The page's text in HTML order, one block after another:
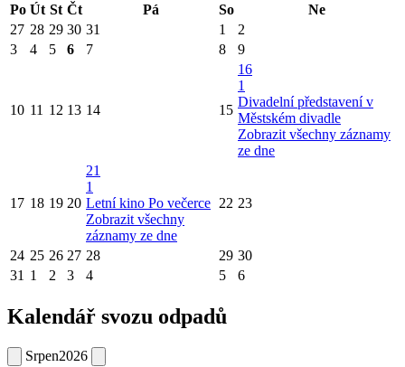
Po Út St Čt Pá So
Ne
27 28 29 30 31 1
2
3
4 5 6 7 8 9
10 11 12 13 14 15
16
1
Divadelní představení v
Městském divadle
Zobrazit všechny záznamy
ze dne
17 18 19 20
21
1
Letní kino Po večerce
Zobrazit všechny
záznamy ze dne
22 23
24 25 26 27 28 29 30
31 1 2 3 4 5 6
Kalendář svozu odpadů
Srpen2026